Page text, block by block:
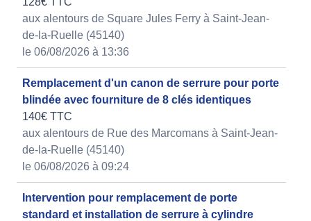
aux alentours de Square Jules Ferry à Saint-Jean-
de-la-Ruelle (45140)
le 06/08/2026 à 13:36
Remplacement d'un canon de serrure pour porte
blindée avec fourniture de 8 clés identiques
140€ TTC
aux alentours de Rue des Marcomans à Saint-Jean-
de-la-Ruelle (45140)
le 06/08/2026 à 09:24
Intervention pour remplacement de porte
standard et installation de serrure à cylindre